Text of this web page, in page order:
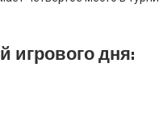
игрового дня: